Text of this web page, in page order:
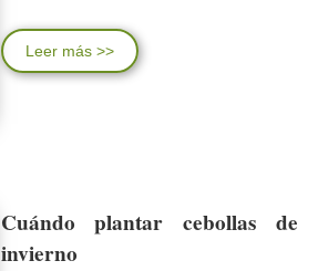
Leer más >>
Cuándo plantar cebollas de
invierno